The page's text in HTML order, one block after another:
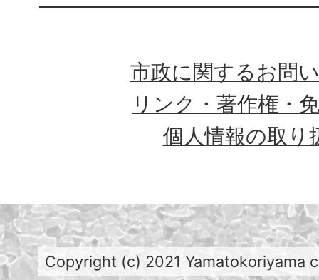
市政に関するお問
リンク・著作権・
個人情報の取り
Copyright (c) 2021 Yamatokoriyama